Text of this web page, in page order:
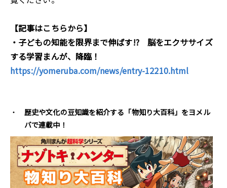
【記事はこちらから】
・子どもの知能を限界まで伸ばす!? 脳をエクササイズ
する学習まんが、降臨！
https://yomeruba.com/news/entry-12210.html
歴史や文化の豆知識を紹介する「物知り大百科」をヨメル
バで連載中！